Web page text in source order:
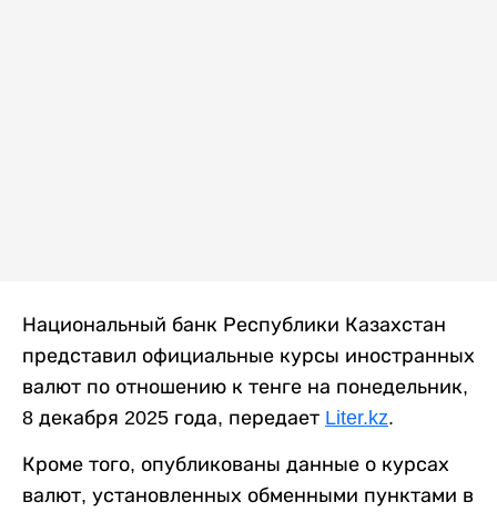
Национальный банк Республики Казахстан
представил официальные курсы иностранных
валют по отношению к тенге на понедельник,
8 декабря 2025 года, передает Liter.kz.
Кроме того, опубликованы данные о курсах
валют, установленных обменными пунктами в